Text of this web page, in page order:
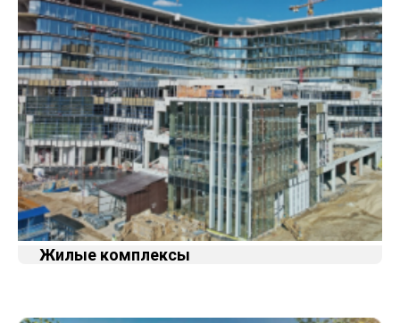
Жилые комплексы